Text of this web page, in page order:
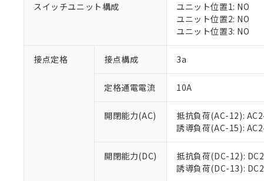
スイッチユニット構成
ユニット位置1: NO
ユニット位置2: NO
ユニット位置3: NO
接点定格 接点構成 3a
定格通電電流 10A
開閉能力(AC)
抵抗負荷(AC-12):
誘導負荷(AC-15):
開閉能力(DC)
抵抗負荷(DC-12):
誘導負荷(DC-13):
以下の条件をお読
本サービス
くものです。
当社制御機
のであり、
い。
対応済み：EU
対応予定：EU
対応予定なし：
仕入先様の事情に
があります。
*EU RoHS指令（10物質
鉛(Pb) 1000ppm以下、
六価クロム(Cr(Ⅵ))
但し、RoHS指令で産業
フタル酸エステル類の
※1 中国
「－」：未確認で
*中国RoHS10物質の基
Pb(鉛) :1000ppm、 Hg(
Cr(Ⅵ)(六価クロム) :
DBP(フタル酸ジブチル)
当社は、こ
う）を輸出
当社は規制
ます。
当社は貴社
記
号
説明
○ 一定数